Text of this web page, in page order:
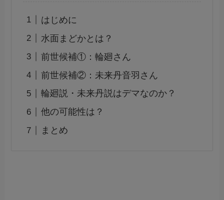
はじめに
水面まどかとは？
前世候補①：輪廻さん
前世候補②：未来丹音羽さん
輪廻説・未来丹説はデマなのか？
他の可能性は？
まとめ